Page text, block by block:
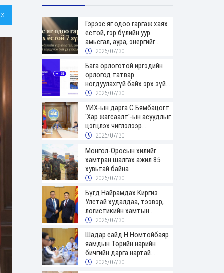
Гэрээс яг одоо гаргаж хаях
ёстой, гэр бүлийн уур
амьсгал, аура, энергийг
хордуулдаг 7 зүйл
2026/07/30
Бага орлоготой иргэдийн
орлогод татвар
ногдуулахгүй байх эрх зүйн
орчныг бүрдүүллээ
2026/07/30
УИХ-ын дарга С.Бямбацогт
'Хар жагсаалт'-ын асуудлыг
цэгцлэх чиглэлээр
Монголбанкны удирдлагад
үүрэг өглөө
2026/07/30
Монгол-Оросын хилийг
хамтран шалгах ажил 85
хувьтай байна
2026/07/30
Бүгд Найрамдах Киргиз
Улстай худалдаа, тээвэр,
логистикийн хамтын
ажиллагааг өргөжүүлнэ
2026/07/30
Шадар сайд Н.Номтойбаяр
яамдын Төрийн нарийн
бичгийн дарга нартай
шуурхай хуралдлаа
2026/07/30